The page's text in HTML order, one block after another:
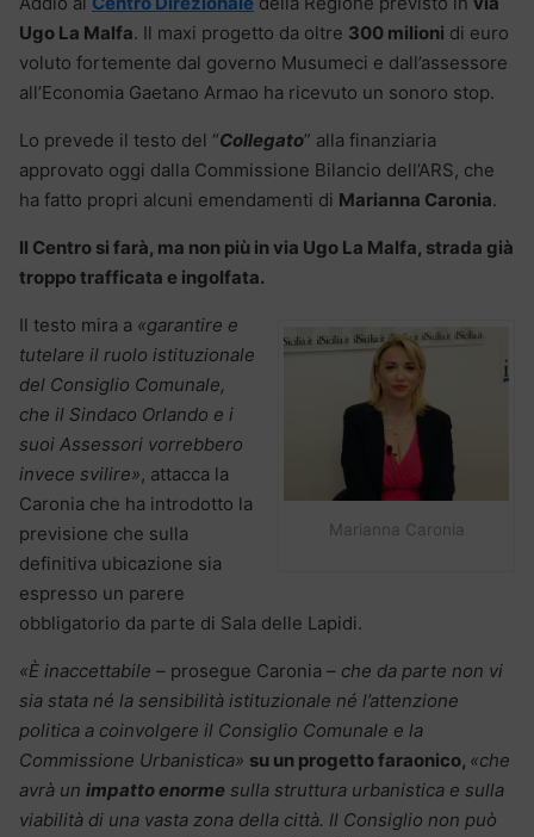
Ugo La Malfa. Il maxi progetto da oltre 300 milioni di euro
voluto fortemente dal governo Musumeci e dall’assessore
all’Economia Gaetano Armao ha ricevuto un sonoro stop.
Lo prevede il testo del “Collegato” alla finanziaria
approvato oggi dalla Commissione Bilancio dell’ARS, che
ha fatto propri alcuni emendamenti di Marianna Caronia.
Il Centro si farà, ma non più in via Ugo La Malfa, strada già
troppo trafficata e ingolfata.
Marianna Caronia
Il testo mira a «garantire e
tutelare il ruolo istituzionale
del Consiglio Comunale,
che il Sindaco Orlando e i
suoi Assessori vorrebbero
invece svilire», attacca la
Caronia che ha introdotto la
previsione che sulla
definitiva ubicazione sia
espresso un parere
obbligatorio da parte di Sala delle Lapidi.
«È inaccettabile – prosegue Caronia – che da parte non vi
sia stata né la sensibilità istituzionale né l’attenzione
politica a coinvolgere il Consiglio Comunale e la
Commissione Urbanistica» su un progetto faraonico, «che
avrà un impatto enorme sulla struttura urbanistica e sulla
viabilità di una vasta zona della città. Il Consiglio non può